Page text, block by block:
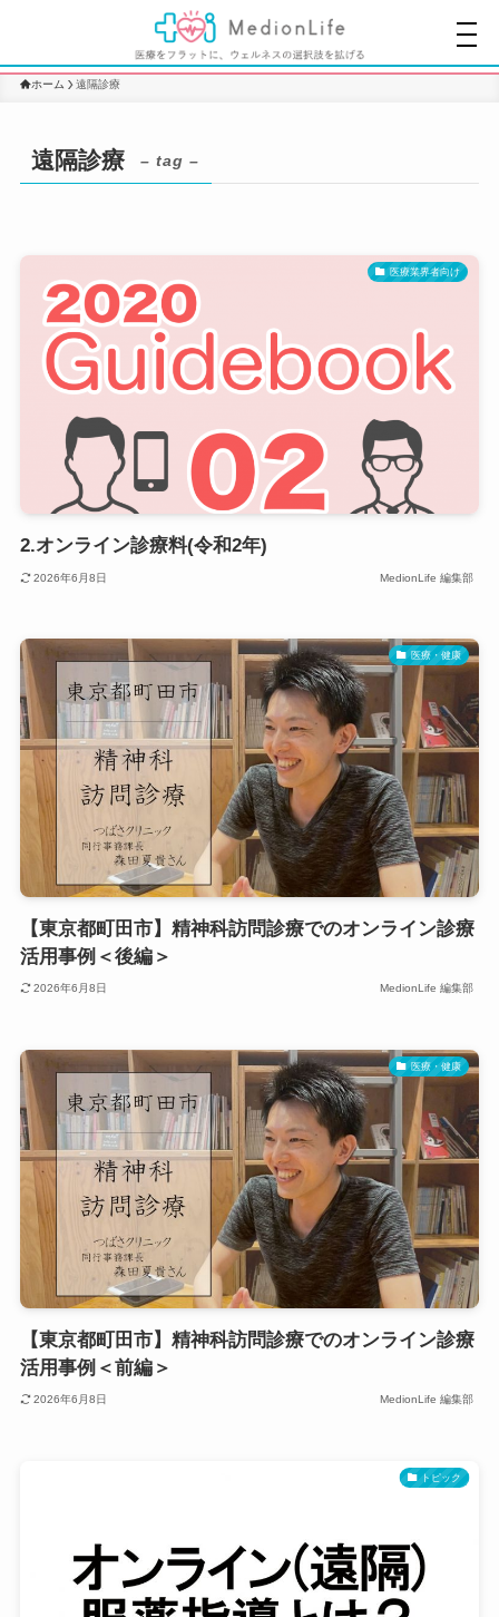
ホーム 遠隔診療
遠隔診療 – tag –
医療業界者向け
2.オンライン診療料(令和2年)
2026年6月8日 MedionLife 編集部
医療・健康
【東京都町田市】精神科訪問診療でのオンライン診療
活用事例＜後編＞
2026年6月8日 MedionLife 編集部
医療・健康
【東京都町田市】精神科訪問診療でのオンライン診療
活用事例＜前編＞
2026年6月8日 MedionLife 編集部
トピック